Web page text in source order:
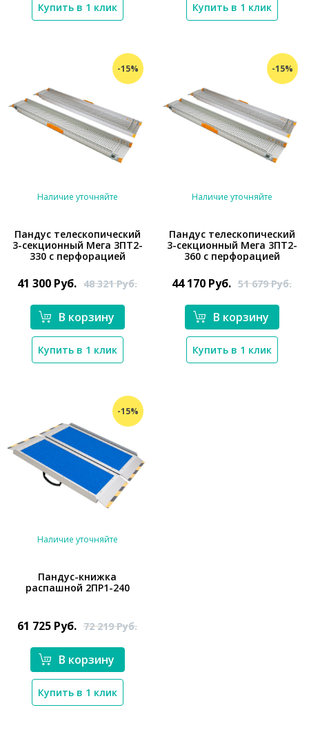
Купить в 1 клик Купить в 1 клик
-15%
*}
Наличие уточняйте
Пандус телескопический
3-секционный Мега 3ПТ2-
330 с перфорацией
41 300 Руб. 48 321Руб.
В корзину
Купить в 1 клик
-15%
*}
Наличие уточняйте
Пандус телескопический
3-секционный Мега 3ПТ2-
360 с перфорацией
44 170 Руб. 51 679Руб.
В корзину
Купить в 1 клик
-15%
Наличие уточняйте
Пандус-книжка
распашной 2ПР1-240
61 725 Руб. 72 219Руб.
В корзину
Купить в 1 клик